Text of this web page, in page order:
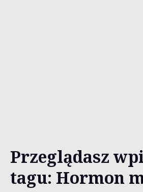
Przeglądasz
tagu: Hormon